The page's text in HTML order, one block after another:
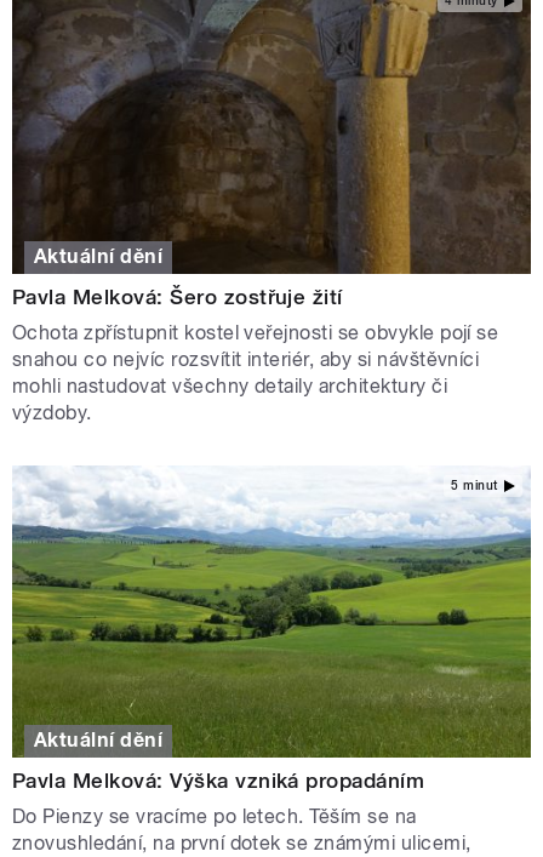
Aktuální dění
Pavla Melková: Šero zostřuje žití
Ochota zpřístupnit kostel veřejnosti se obvykle pojí se
snahou co nejvíc rozsvítit interiér, aby si návštěvníci
mohli nastudovat všechny detaily architektury či
výzdoby.
5 minut
Aktuální dění
Pavla Melková: Výška vzniká propadáním
Do Pienzy se vracíme po letech. Těším se na
znovushledání, na první dotek se známými ulicemi,